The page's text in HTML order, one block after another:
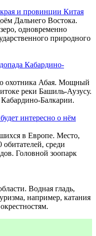
и провинции Китая
Дальнего Востока.
одновременно
природного
Кабардино-
охотника Абая. Мощный
реки Башиль-Аузусу.
Балкарии.
интересно о нём
в Европе. Место,
среди
Головной зоопарк
Водная гладь,
например, катания